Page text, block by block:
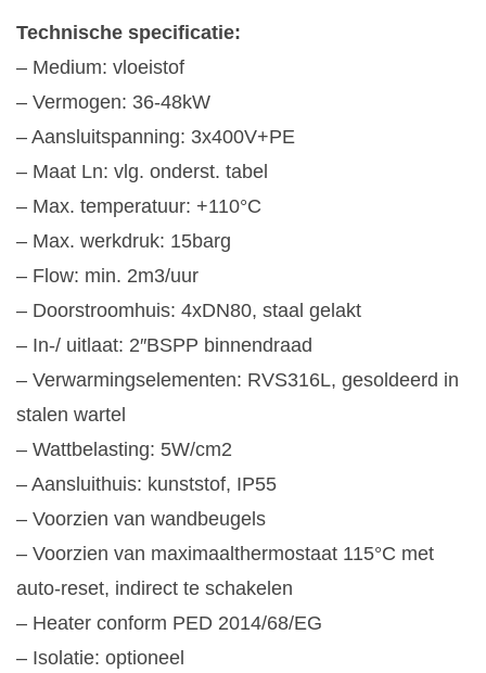
Technische specificatie:
– Medium: vloeistof
– Vermogen: 36-48kW
– Aansluitspanning: 3x400V+PE
– Maat Ln: vlg. onderst. tabel
– Max. temperatuur: +110°C
– Max. werkdruk: 15barg
– Flow: min. 2m3/uur
– Doorstroomhuis: 4xDN80, staal gelakt
– In-/ uitlaat: 2″BSPP binnendraad
– Verwarmingselementen: RVS316L, gesoldeerd in
stalen wartel
– Wattbelasting: 5W/cm2
– Aansluithuis: kunststof, IP55
– Voorzien van wandbeugels
– Voorzien van maximaalthermostaat 115°C met
auto-reset, indirect te schakelen
– Heater conform PED 2014/68/EG
– Isolatie: optioneel